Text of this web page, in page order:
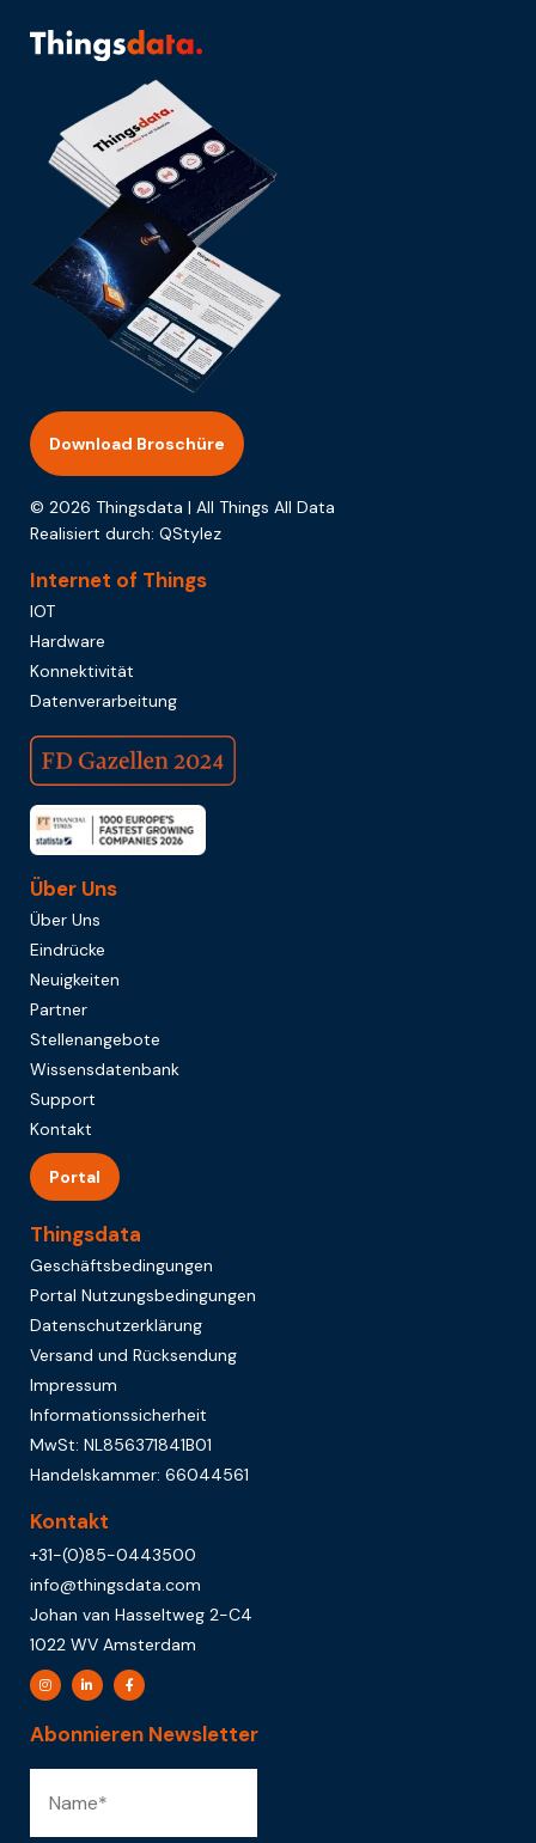
Download Broschüre
© 2026 Thingsdata | All Things All Data
Realisiert durch: QStylez
Internet of Things
IOT
Hardware
Konnektivität
Datenverarbeitung
Über Uns
Über Uns
Eindrücke
Neuigkeiten
Partner
Stellenangebote
Wissensdatenbank
Support
Kontakt
Portal
Thingsdata
Geschäftsbedingungen
Portal Nutzungsbedingungen
Datenschutzerklärung
Versand und Rücksendung
Impressum
Informationssicherheit
MwSt: NL856371841B01
Handelskammer: 66044561
Kontakt
+31-(0)85-0443500
info@thingsdata.com
Johan van Hasseltweg 2-C4
1022 WV Amsterdam
Abonnieren Newsletter